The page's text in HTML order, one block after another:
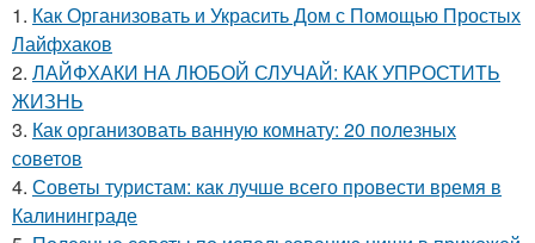
1. Как Организовать и Украсить Дом с Помощью Простых
Лайфхаков
2. ЛАЙФХАКИ НА ЛЮБОЙ СЛУЧАЙ: КАК УПРОСТИТЬ
ЖИЗНЬ
3. Как организовать ванную комнату: 20 полезных
советов
4. Советы туристам: как лучше всего провести время в
Калининграде